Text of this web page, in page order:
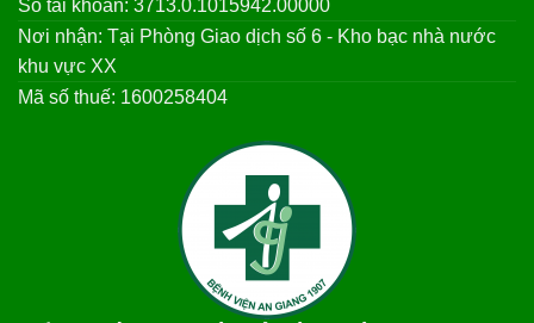
Số tài khoản: 3713.0.1015942.00000
Nơi nhận: Tại Phòng Giao dịch số 6 - Kho bạc nhà nước
khu vực XX
Mã số thuế: 1600258404